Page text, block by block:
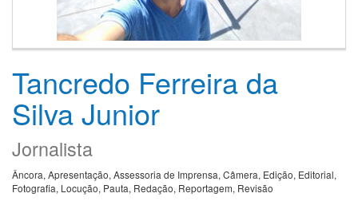
Tancredo Ferreira da
Silva Junior
Jornalista
Âncora, Apresentação, Assessoria de Imprensa, Câmera, Edição, Editorial,
Fotografia, Locução, Pauta, Redação, Reportagem, Revisão